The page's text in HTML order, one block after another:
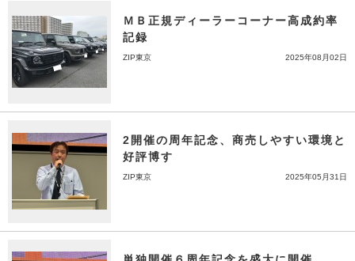
ＭＢ正規ディーラーコーナー高成約率
記録
ZIP東京 2025年08月02日
2開催の周年記念、商売しやすい環境と
好評博す
ZIP東京 2025年05月31日